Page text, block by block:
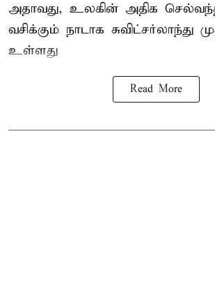
அதாவது, உலகின் அதிக
வசிக்கும் நாடாக சுவிட்சர்லாந்து
உள்ளது
Read More